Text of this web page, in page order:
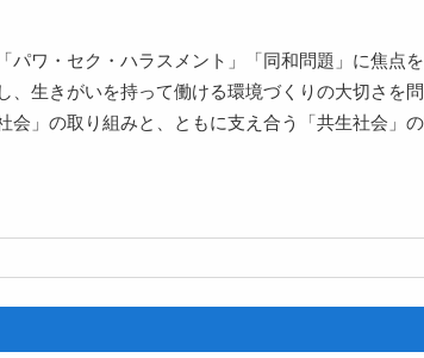
パワ・セク・ハラスメント」「同和問題」に焦点
、生きがいを持って働ける環境づくりの大切さを
会」の取り組みと、ともに支え合う「共生社会」